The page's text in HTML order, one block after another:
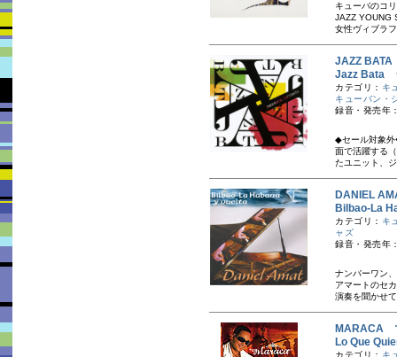
キューバのコ
JAZZ YOUNG
女性ヴィブラ
JAZZ
Jazz Bata
カテゴリ： キ
キューバン・
録音・発売年
◆セール対象外
面で活躍する
たユニット、
DANIEL
Bilbao-La
カテゴリ： キ
ャズ
録音・発売年
ナンバーワン
アマートのセ
演奏を聞かせ
MARACA
Lo Que
カテゴリ： キ